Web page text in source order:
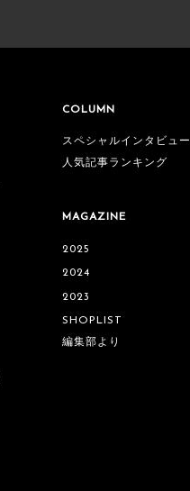
COLUMN
スペシャルインタビュー
人気記事ランキング
MAGAZINE
2025
2024
2023
SHOPLIST
編集部より